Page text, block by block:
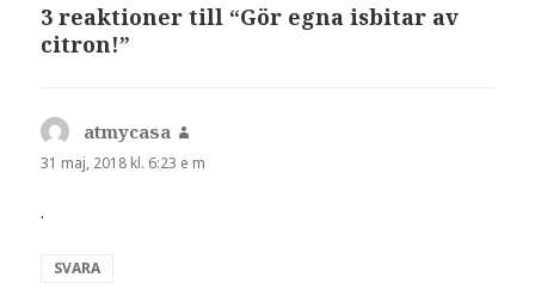
3 reaktioner till “Gör egna isbitar av
citron!”
atmycasa
31 maj, 2018 kl. 6:23 e m
.
SVARA